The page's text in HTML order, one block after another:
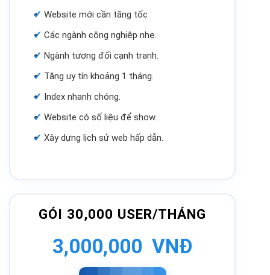
Website mới cần tăng tốc
Các ngành công nghiệp nhẹ.
Ngành tương đối cạnh tranh.
Tăng uy tín khoảng 1 tháng.
Index nhanh chóng.
Website có số liệu để show.
Xây dựng lịch sử web hấp dẫn.
GÓI 30,000 USER/THÁNG
3,000,000 VNĐ